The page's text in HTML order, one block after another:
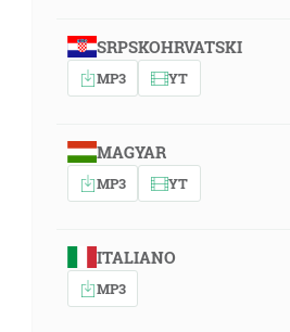
SRPSKOHRVATSKI
MP3 YT
MAGYAR
MP3 YT
ITALIANO
MP3